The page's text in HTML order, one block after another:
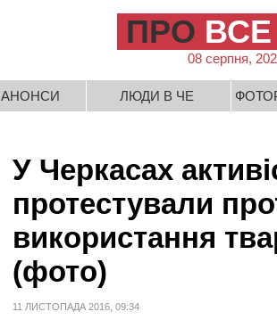
ПРО ВСЕ
08 серпня,
АНОНСИ ЛЮДИ В ЧЕ
У Черкасах
протестували
використання
(фото)
11 ЛИСТОПАДА 2016, 09:34